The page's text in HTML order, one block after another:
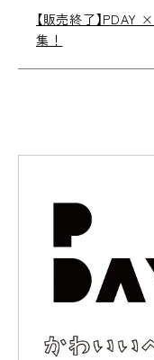
【販売終了】
集！